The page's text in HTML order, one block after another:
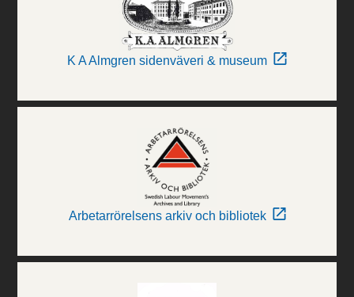
K A Almgren sidenväveri & museum
Arbetarrörelsens arkiv och bibliotek